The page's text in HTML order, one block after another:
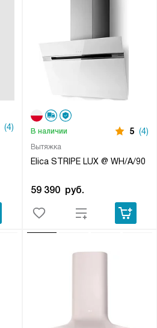
(4)
Вытяжка
Elica STRIPE LUX @ WH/A/90
В наличии 5 (4)
59 390 руб.